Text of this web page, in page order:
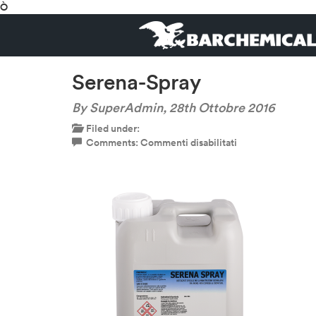
Ò
Serena-Spray
By SuperAdmin,28th Ottobre 2016
Filed under:
Comments: Commenti disabilitati